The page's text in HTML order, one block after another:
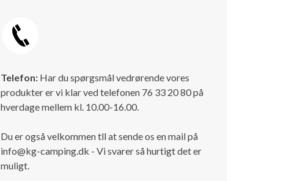
Telefon: Har du spørgsmål vedrørende vores
produkter er vi klar ved telefonen 76 33 20 80 på
hverdage mellem kl. 10.00-16.00.
Du er også velkommen tll at sende os en mail på
info@kg-camping.dk - Vi svarer så hurtigt det er
muligt.